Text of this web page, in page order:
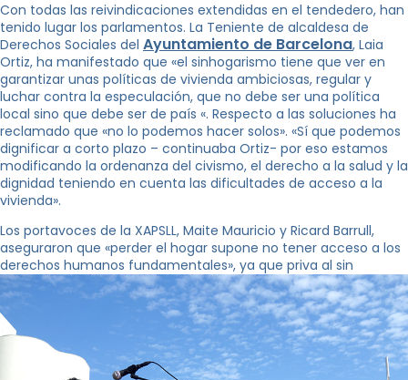
Con todas las reivindicaciones extendidas en el tendedero, han
tenido lugar los parlamentos. La Teniente de alcaldesa de
Derechos Sociales del Ayuntamiento de Barcelona, ​​Laia
Ortiz, ha manifestado que «el sinhogarismo tiene que ver en
garantizar unas políticas de vivienda ambiciosas, regular y
luchar contra la especulación, que no debe ser una política
local sino que debe ser de país «. Respecto a las soluciones ha
reclamado que «no lo podemos hacer solos». «Sí que podemos
dignificar a corto plazo – continuaba Ortiz- por eso estamos
modificando la ordenanza del civismo, el derecho a la salud y la
dignidad teniendo en cuenta las dificultades de acceso a la
vivienda».
Los portavoces de la XAPSLL, Maite Mauricio y Ricard Barrull,
aseguraron que «perder el hogar supone no tener acceso a los
derechos humanos fundamentales», ya que priva al sin